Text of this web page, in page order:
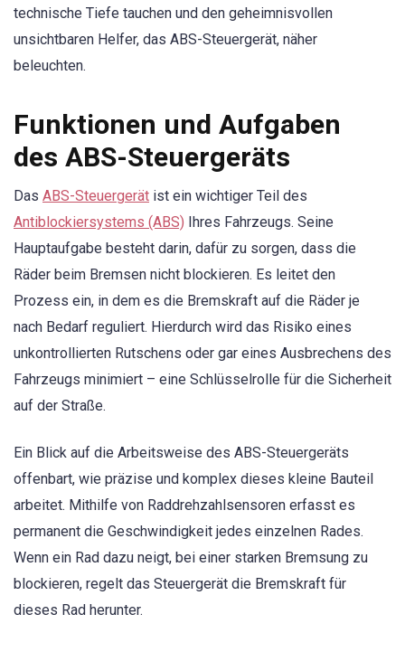
technische Tiefe tauchen und den geheimnisvollen
unsichtbaren Helfer, das ABS-Steuergerät, näher
beleuchten.
Funktionen und Aufgaben
des ABS-Steuergeräts
Das ABS-Steuergerät ist ein wichtiger Teil des
Antiblockiersystems (ABS) Ihres Fahrzeugs. Seine
Hauptaufgabe besteht darin, dafür zu sorgen, dass die
Räder beim Bremsen nicht blockieren. Es leitet den
Prozess ein, in dem es die Bremskraft auf die Räder je
nach Bedarf reguliert. Hierdurch wird das Risiko eines
unkontrollierten Rutschens oder gar eines Ausbrechens des
Fahrzeugs minimiert – eine Schlüsselrolle für die Sicherheit
auf der Straße.
Ein Blick auf die Arbeitsweise des ABS-Steuergeräts
offenbart, wie präzise und komplex dieses kleine Bauteil
arbeitet. Mithilfe von Raddrehzahlsensoren erfasst es
permanent die Geschwindigkeit jedes einzelnen Rades.
Wenn ein Rad dazu neigt, bei einer starken Bremsung zu
blockieren, regelt das Steuergerät die Bremskraft für
dieses Rad herunter.